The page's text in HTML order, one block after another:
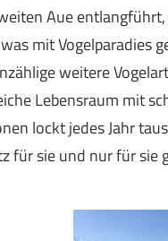
Aue
mit Vogelparadies
weitere
Lebensraum mit
lockt jedes Jahr
für sie und nur für sie